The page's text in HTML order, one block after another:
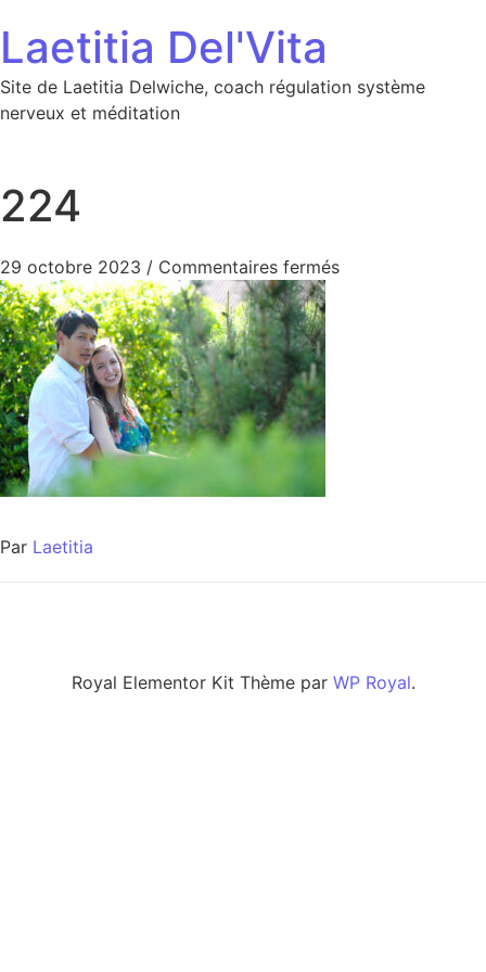
Laetitia Del'Vita
Site de Laetitia Delwiche, coach régulation système
nerveux et méditation
224
29 octobre 2023 / Commentaires ferméssur 224
Par Laetitia
Royal Elementor Kit Thème par WP Royal.